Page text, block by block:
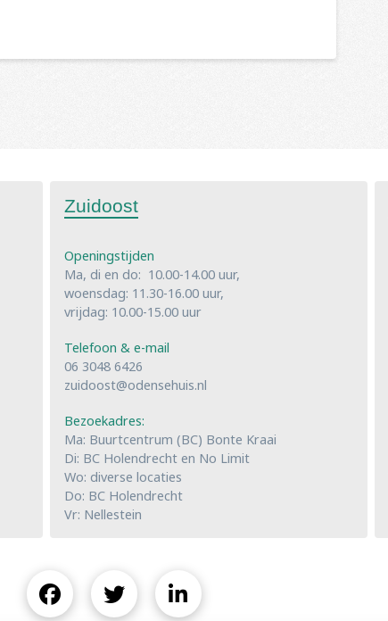
Zuidoost
Openingstijden
Ma, di en do: 10.00-14.00 uur,
woensdag: 11.30-16.00 uur,
vrijdag: 10.00-15.00 uur
Telefoon & e-mail
06 3048 6426
zuidoost@odensehuis.nl
Bezoekadres:
Ma: Buurtcentrum (BC) Bonte Kraai
Di: BC Holendrecht en No Limit
Wo: diverse locaties
Do: BC Holendrecht
Vr: Nellestein